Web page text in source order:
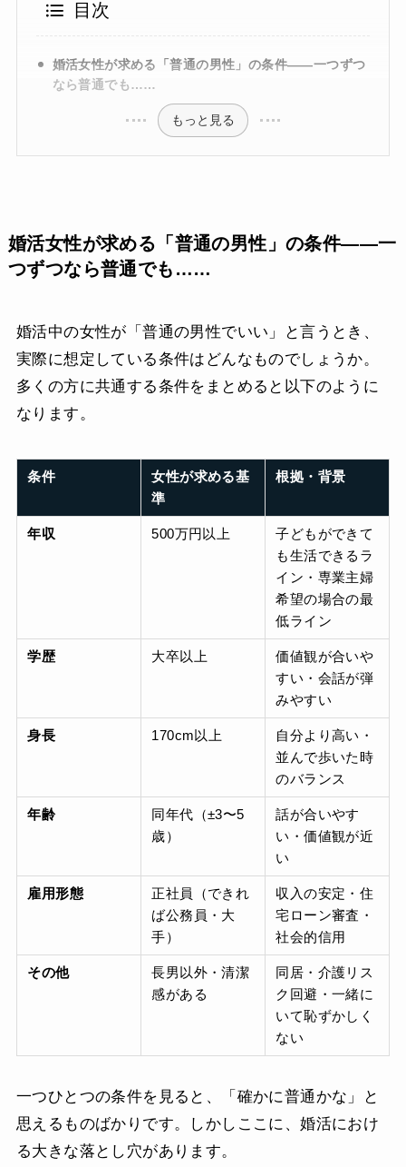
目次
婚活女性が求める「普通の男性」の条件——一つずつ
なら普通でも……
もっと見る
婚活女性が求める「普通の男性」の条件——一
つずつなら普通でも……
婚活中の女性が「普通の男性でいい」と言うとき、
実際に想定している条件はどんなものでしょうか。
多くの方に共通する条件をまとめると以下のように
なります。
条件
女性が求める基
準
根拠・背景
年収 500万円以上
子どもができて
も生活できるラ
イン・専業主婦
希望の場合の最
低ライン
学歴 大卒以上
価値観が合いや
すい・会話が弾
みやすい
身長 170cm以上
自分より高い・
並んで歩いた時
のバランス
年齢
同年代（±3〜5
歳）
話が合いやす
い・価値観が近
い
雇用形態
正社員（できれ
ば公務員・大
手）
収入の安定・住
宅ローン審査・
社会的信用
その他
長男以外・清潔
感がある
同居・介護リス
ク回避・一緒に
いて恥ずかしく
ない
一つひとつの条件を見ると、「確かに普通かな」と
思えるものばかりです。しかしここに、婚活におけ
る大きな落とし穴があります。